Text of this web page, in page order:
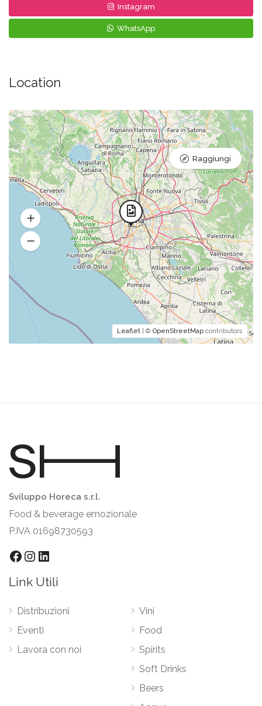
Instagram
WhatsApp
Location
Leaflet | © OpenStreetMap contributors
Raggiungi
Sviluppo Horeca s.r.l.
Food & beverage emozionale
P.IVA 01698730593
Facebook
Instagram
LinkedIn
Link Utili
Distribuzioni
Eventi
Lavora con noi
Vini
Food
Spirits
Soft Drinks
Beers